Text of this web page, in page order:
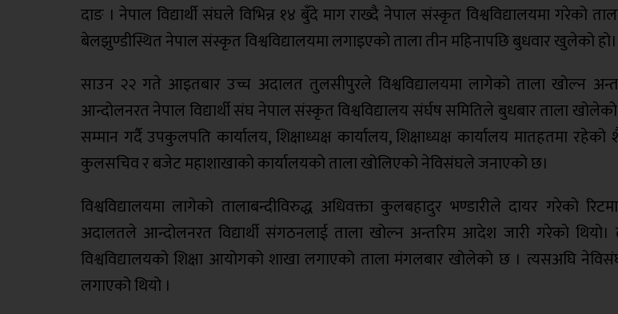
दाङ । नेपाल विद्यार्थी संघले विभिन्न १४ बुँदे माग राख्दै नेपाल संस्कृत विश्वविद्यालयमा गरेको
बेलझुण्डीस्थित नेपाल संस्कृत विश्वविद्यालयमा लगाइएको ताला तीन महिनापछि बुधवार खुलेको हो।
साउन २२ गते आइतबार उच्च अदालत तुलसीपुरले विश्वविद्यालयमा लागेको ताला खोल्न
आन्दोलनरत नेपाल विद्यार्थी संघ नेपाल संस्कृत विश्वविद्यालय संर्घष समितिले बुधबार ताला
सम्मान गर्दै उपकुलपति कार्यालय, शिक्षाध्यक्ष कार्यालय, शिक्षाध्यक्ष कार्यालय मातहतमा रहेको
कुलसचिव र बजेट महाशाखाको कार्यालयको ताला खोलिएको नेविसंघले जनाएको छ।
विश्वविद्यालयमा लागेको तालाबन्दीविरुद्ध अधिवक्ता कुलबहादुर भण्डारीले दायर गरेको
अदालतले आन्दोलनरत विद्यार्थी संगठनलाई ताला खोल्न अन्तरिम आदेश जारी गरेको थियो।
विश्वविद्यालयको शिक्षा आयोगको शाखा लगाएको ताला मंगलबार खोलेको छ । त्यसअघि
लगाएको थियो ।